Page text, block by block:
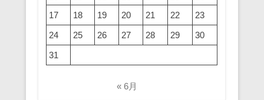
17
18 19 20 21 22
23
24
25 26 27 28 29
30
31
« 6月